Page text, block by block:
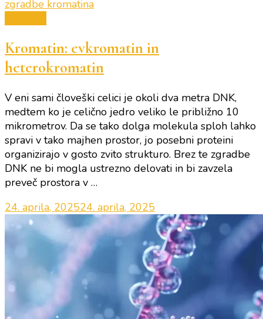
Kromatin: evkromatin in
heterokromatin
V eni sami človeški celici je okoli dva metra DNK,
medtem ko je celično jedro veliko le približno 10
mikrometrov. Da se tako dolga molekula sploh lahko
spravi v tako majhen prostor, jo posebni proteini
organizirajo v gosto zvito strukturo. Brez te zgradbe
DNK ne bi mogla ustrezno delovati in bi zavzela
preveč prostora v …
24. aprila, 202524. aprila, 2025